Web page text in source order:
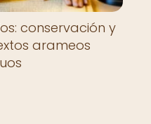
conservación y
arameos